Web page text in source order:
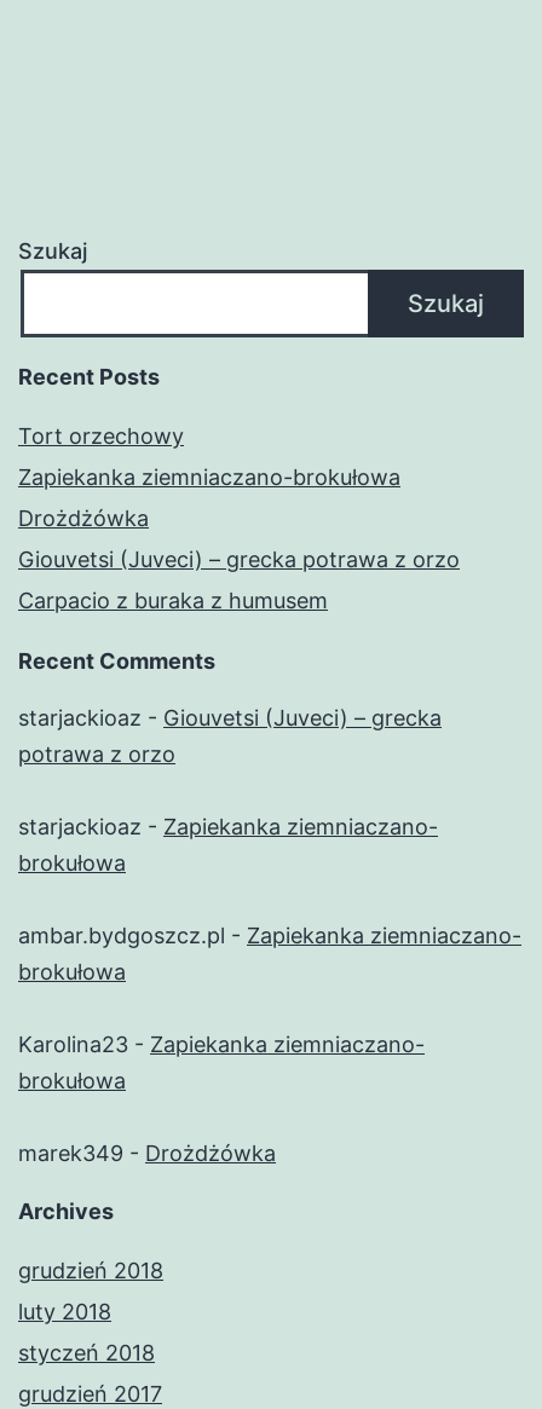
Szukaj
Szukaj
Recent Posts
Tort orzechowy
Zapiekanka ziemniaczano-brokułowa
Drożdżówka
Giouvetsi (Juveci) – grecka potrawa z orzo
Carpacio z buraka z humusem
Recent Comments
starjackioaz - Giouvetsi (Juveci) – grecka
potrawa z orzo
starjackioaz - Zapiekanka ziemniaczano-
brokułowa
ambar.bydgoszcz.pl - Zapiekanka ziemniaczano-
brokułowa
Karolina23 - Zapiekanka ziemniaczano-
brokułowa
marek349 - Drożdżówka
Archives
grudzień 2018
luty 2018
styczeń 2018
grudzień 2017